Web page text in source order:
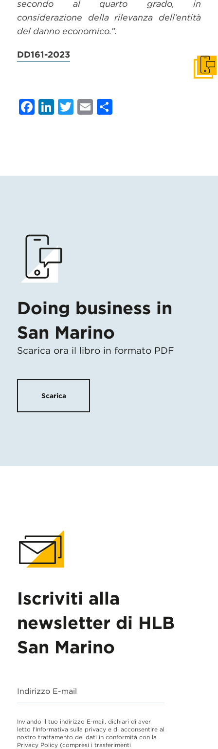
secondo al quarto grado, in
considerazione della rilevanza dell’entità
del danno economico.”.
DD161-2023
Facebook
LinkedIn
Twitter
Email
Doing business in
San Marino
Scarica ora il libro in formato PDF
Scarica
Iscriviti alla
newsletter di HLB
San Marino
Indirizzo E-mail
Inviando il tuo indirizzo E-mail, dichiari di aver
letto l'Informativa sulla privacy e di acconsentire al
nostro trattamento dei dati in conformità con la
Privacy Policy (compresi i trasferimenti
Get